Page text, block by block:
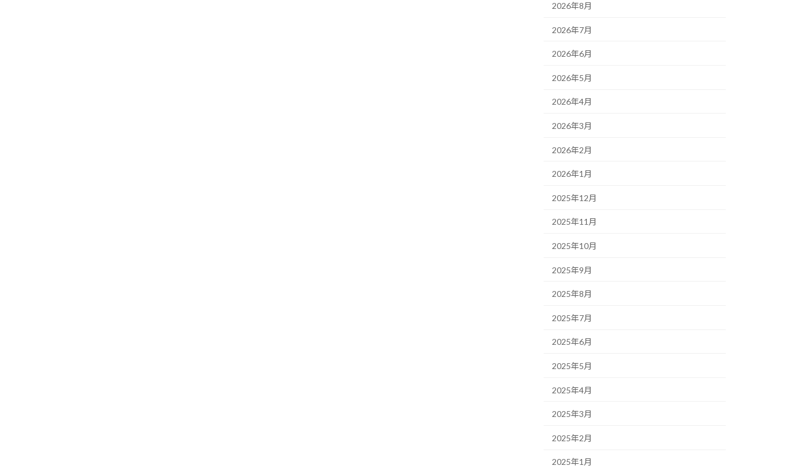
2026年8月
2026年7月
2026年6月
2026年5月
2026年4月
2026年3月
2026年2月
2026年1月
2025年12月
2025年11月
2025年10月
2025年9月
2025年8月
2025年7月
2025年6月
2025年5月
2025年4月
2025年3月
2025年2月
2025年1月